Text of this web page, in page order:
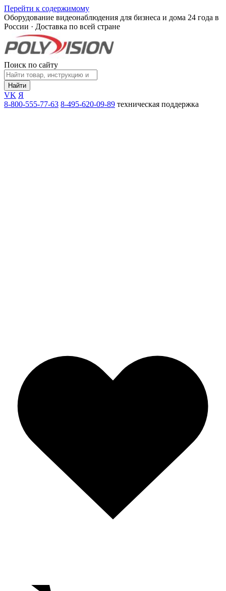
Перейти к содержимому
Оборудование видеонаблюдения для бизнеса и дома 24 года в
России · Доставка по всей стране
Поиск по сайту
Найти
VK Я
8-800-555-77-63 8-495-620-09-89 техническая поддержка